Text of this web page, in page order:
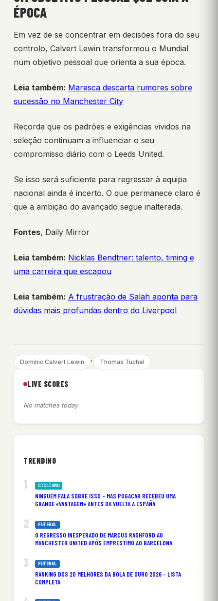
ÉPOCA
Em vez de se concentrar em decisões fora do seu
controlo, Calvert Lewin transformou o Mundial
num objetivo pessoal que orienta a sua época.
Leia também: Maresca descarta rumores sobre
sucessão no Manchester City
Recorda que os padrões e exigências vividos na
seleção continuam a influenciar o seu
compromisso diário com o Leeds United.
Se isso será suficiente para regressar à equipa
nacional ainda é incerto. O que permanece claro é
que a ambição do avançado segue inalterada.
Fontes, Daily Mirror
Leia também: Nicklas Bendtner: talento, timing e
uma carreira que escapou
Leia também: A frustração de Salah aponta para
dúvidas mais profundas dentro do Liverpool
Dominic Calvert Lewin , Thomas Tuchel
LIVE SCORES
No matches today
TRENDING
CICLISMO
NINGUÉM FALA SOBRE ISSO – MAS POGACAR RECEBEU UMA
GRANDE «VANTAGEM» ANTES DA VUELTA A ESPAÑA
FUTEBOL
O REGRESSO INESPERADO DE MARCUS RASHFORD AO
MANCHESTER UNITED APÓS EMPRÉSTIMO AO BARCELONA
FUTEBOL
RANKING DOS 20 MELHORES DA BOLA DE OURO 2026 – LISTA
COMPLETA